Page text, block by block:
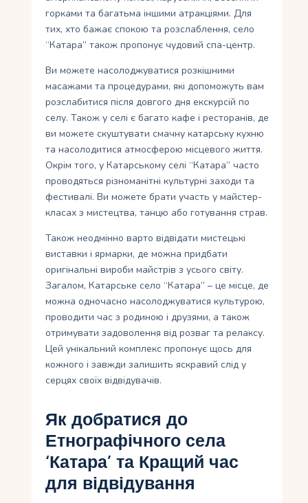
горками та багатьма іншими атракціями. Для
тих, хто бажає спокою та розслаблення, село
“Катара” також пропонує чудовий спа-центр.
Ви можете насолоджуватися розкішними
масажами та процедурами, які допоможуть вам
розслабитися після довгого дня екскурсій по
селу. Також у селі є багато кафе і ресторанів, де
ви можете скуштувати смачну катарську кухню
та насолодитися атмосферою місцевого життя.
Окрім того, у Катарському селі “Катара” часто
проводяться різноманітні культурні заходи та
фестивалі. Ви можете брати участь у майстер-
класах з мистецтва, танцю або готування страв.
Також неодмінно варто відвідати мистецькі
виставки і ярмарки, де можна придбати
оригінальні вироби майстрів з усього світу.
Загалом, Катарське село “Катара” – це місце, де
можна одночасно насолоджуватися культурою,
проводити час з родиною і друзями, а також
отримувати задоволення від розваг та релаксу.
Цей унікальний комплекс пропонує щось для
кожного і завжди залишить яскравий слід у
серцях своїх відвідувачів.
Як добратися до
Етнографічного села
‘Катара’ та Кращий час
для відвідування